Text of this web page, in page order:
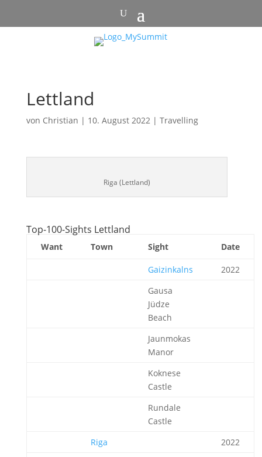
Lettland
von Christian | 10. August 2022| Travelling
Riga (Lettland)
Top-100-Sights Lettland
Want Town Sight Date
Gaizinkalns
2022
Gausa
Jüdze
Beach
Jaunmokas
Manor
Koknese
Castle
Rundale
Castle
Riga
2022